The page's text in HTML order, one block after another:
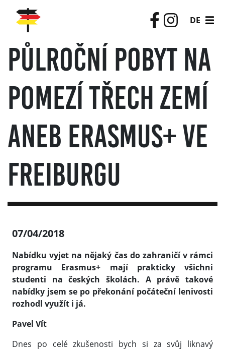
DE
Půlroční pobyt na
pomezí třech zemí
aneb ERASMUS+ ve
Freiburgu
07/04/2018
Nabídku vyjet na nějaký čas do zahraničí v rámci
programu Erasmus+ mají prakticky všichni
studenti na českých školách. A právě takové
nabídky jsem se po překonání počáteční lenivosti
rozhodl využít i já.
Pavel Vít
Dnes po celé zkušenosti bych si za svůj liknavý